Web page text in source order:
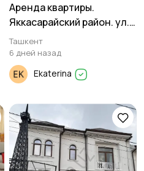
Аренда квартиры.
Яккасарайский район. ул.
Афросиаб.
Ташкент
6 дней назад
Ekaterina